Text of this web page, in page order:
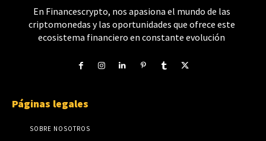
En Financescrypto, nos apasiona el mundo de las
criptomonedas y las oportunidades que ofrece este
ecosistema financiero en constante evolución
Páginas legales
SOBRE NOSOTROS